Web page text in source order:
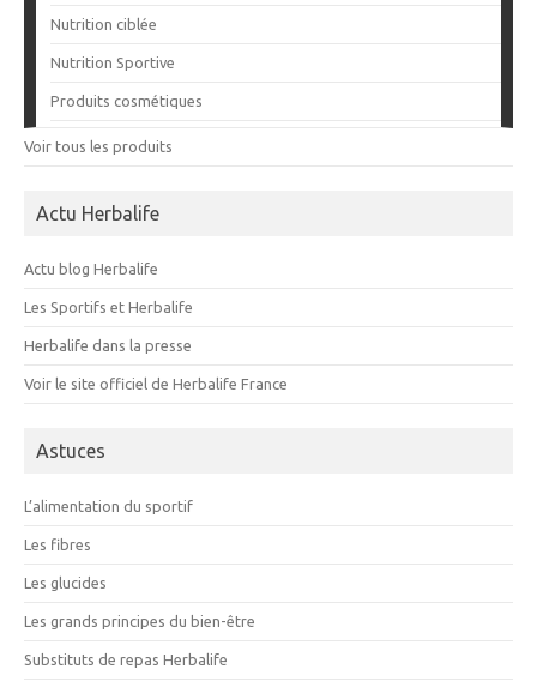
Nutrition ciblée
Nutrition Sportive
Produits cosmétiques
Voir tous les produits
Actu Herbalife
Actu blog Herbalife
Les Sportifs et Herbalife
Herbalife dans la presse
Voir le site officiel de Herbalife France
Astuces
L’alimentation du sportif
Les fibres
Les glucides
Les grands principes du bien-être
Substituts de repas Herbalife